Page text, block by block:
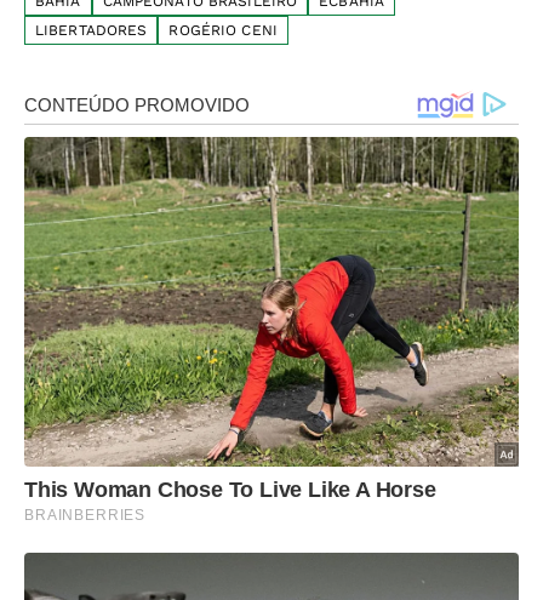
LIBERTADORES
ROGÉRIO CENI